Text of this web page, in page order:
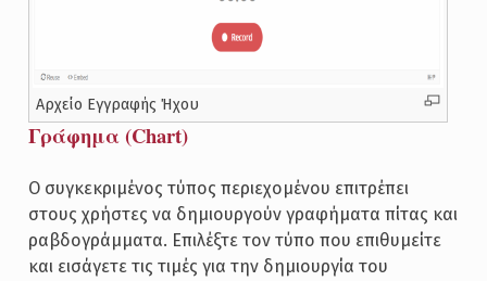
Αρχείο Εγγραφής Ήχου
Γράφημα (Chart)
Ο συγκεκριμένος τύπος περιεχομένου επιτρέπει
στους χρήστες να δημιουργούν γραφήματα πίτας και
ραβδογράμματα. Επιλέξτε τον τύπο που επιθυμείτε
και εισάγετε τις τιμές για την δημιουργία του